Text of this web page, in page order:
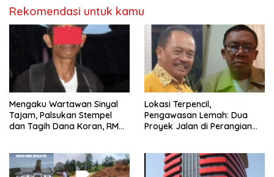
Rekomendasi untuk kamu
Mengaku Wartawan Sinyal
Tajam, Palsukan Stempel
dan Tagih Dana Koran, RM
Lokasi Terpencil,
Pengawasan Lemah: Dua
Proyek Jalan di Perangian